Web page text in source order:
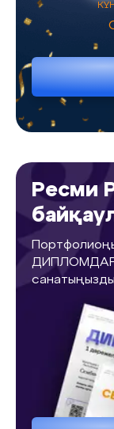
Ресми
ДИПЛОМДАР
санатыңызды